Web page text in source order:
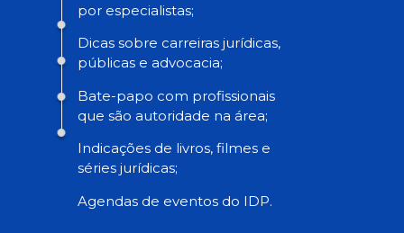
por especialistas;
Dicas sobre carreiras jurídicas,
públicas e advocacia;
Bate-papo com profissionais
que são autoridade na área;
Indicações de livros, filmes e
séries jurídicas;
Agendas de eventos do IDP.